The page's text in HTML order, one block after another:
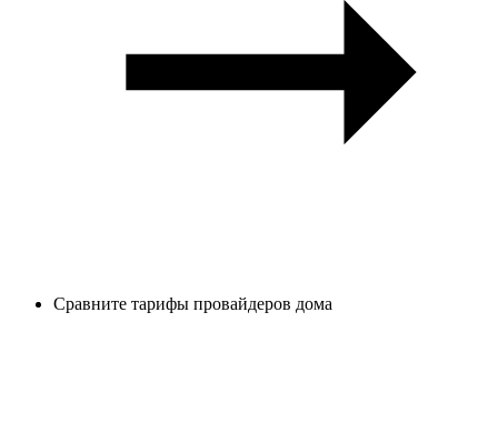
Сравните тарифы провайдеров дома